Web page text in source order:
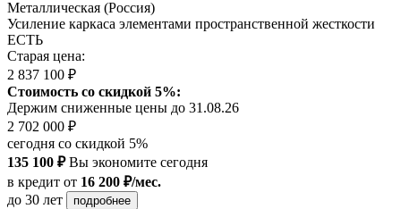
Металлическая (Россия)
Усиление каркаса элементами пространственной жесткости
ЕСТЬ
Старая цена:
2 837 100 ₽
Стоимость со скидкой 5%:
Держим сниженные цены до 31.08.26
2 702 000 ₽
сегодня со скидкой 5%
135 100 ₽Вы экономите сегодня
в кредит от 16 200 ₽/мес.
до 30 лет
подробнее